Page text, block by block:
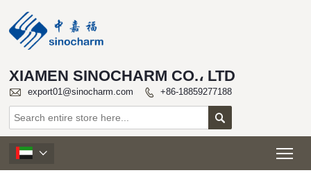
XIAMEN SINOCHARM CO.، LTD
 export01@sinocharm.com  +86-18859277188

